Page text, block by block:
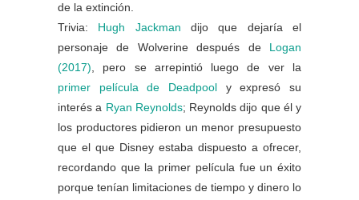
de la extinción.
Trivia: Hugh Jackman dijo que dejaría el
personaje de Wolverine después de Logan
(2017) , pero se arrepintió luego de ver la
primer película de Deadpool y expresó su
interés a Ryan Reynolds; Reynolds dijo que él y
los productores pidieron un menor presupuesto
que el que Disney estaba dispuesto a ofrecer,
recordando que la primer película fue un éxito
porque tenían limitaciones de tiempo y dinero lo